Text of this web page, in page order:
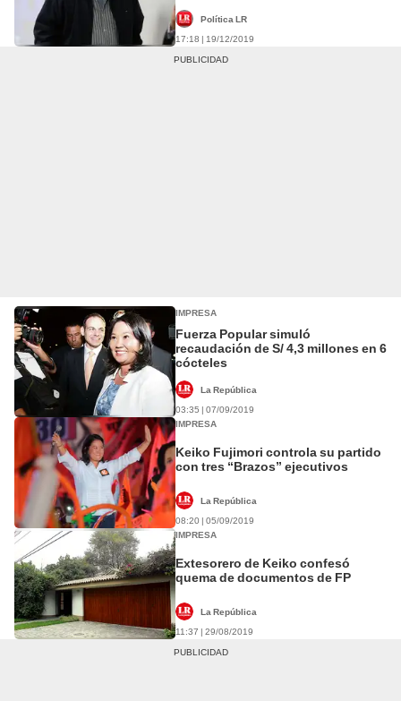
Política LR
17:18 | 19/12/2019
IMPRESA
Fuerza Popular simuló
recaudación de S/ 4,3 millones en 6
cócteles
La República
03:35 | 07/09/2019
IMPRESA
Keiko Fujimori controla su partido
con tres “Brazos” ejecutivos
La República
08:20 | 05/09/2019
IMPRESA
Extesorero de Keiko confesó
quema de documentos de FP
La República
11:37 | 29/08/2019